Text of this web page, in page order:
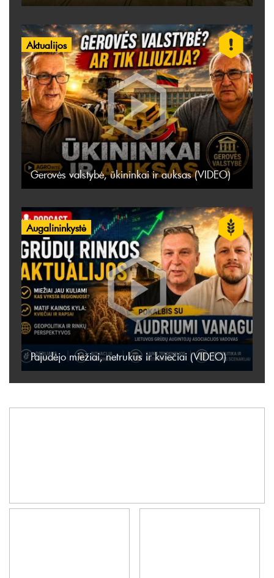
Aktualijos
Gerovės valstybė, ūkininkai ir auksas (VIDEO)
Augalininkystė
Pajudėjo miežiai, netrukus ir kviečiai (VIDEO)